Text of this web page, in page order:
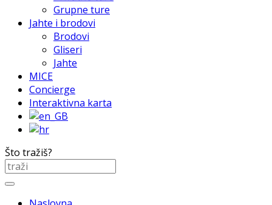
Grupne ture
Jahte i brodovi
Brodovi
Gliseri
Jahte
MICE
Concierge
Interaktivna karta
Što tražiš?